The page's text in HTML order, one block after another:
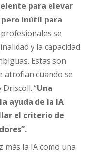
para elevar
inútil para
se
y la capacidad
Estas son
atrofian cuando se
“Una
ayuda de la IA
el criterio de
más la IA como una